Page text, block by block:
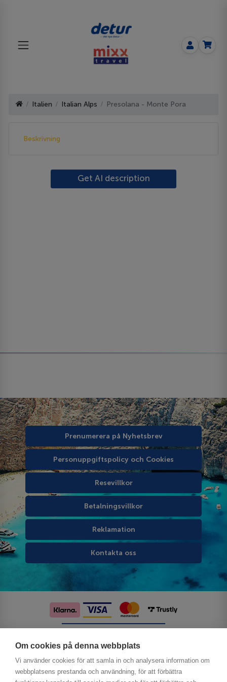
Om cookies på denna webbplats
Vi använder cookies för att samla in och analysera information om
webbplatsens prestanda och användning, för att förbättra
Italien Italian Alps Presolana - Monte Pora
Beskrivning
Get AI description
Prenumerera på Nyhetsbrev
Personuppgiftspolicy och Cookies
Resevillkor
Betalningsvillkor
Reklamation
Kontakta oss
Följ oss på sociala medier